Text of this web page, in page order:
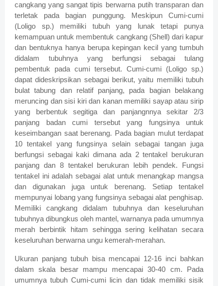
cangkang yang sangat tipis berwarna putih transparan dan
terletak pada bagian punggung. Meskipun Cumi-cumi
(Loligo sp.) memiliki tubuh yang lunak tetapi punya
kemampuan untuk membentuk cangkang (Shell) dari kapur
dan bentuknya hanya berupa kepingan kecil yang tumbuh
didalam tubuhnya yang berfungsi sebagai tulang
pembentuk pada cumi tersebut. Cumi-cumi (Loligo sp.)
dapat dideskripsikan sebagai berikut, yaitu memiliki tubuh
bulat tabung dan relatif panjang, pada bagian belakang
meruncing dan sisi kiri dan kanan memiliki sayap atau sirip
yang berbentuk segitiga dan panjangnnya sekitar 2/3
panjang badan cumi tersebut yang fungsinya untuk
keseimbangan saat berenang. Pada bagian mulut terdapat
10 tentakel yang fungsinya selain sebagai tangan juga
berfungsi sebagai kaki dimana ada 2 tentakel berukuran
panjang dan 8 tentakel berukuran lebih pendek. Fungsi
tentakel ini adalah sebagai alat untuk menangkap mangsa
dan digunakan juga untuk berenang. Setiap tentakel
mempunyai lobang yang fungsinya sebagai alat penghisap.
Memiliki cangkang didalam tubuhnya dan keseluruhan
tubuhnya dibungkus oleh mantel, warnanya pada umumnya
merah berbintik hitam sehingga sering kelihatan secara
keseluruhan berwarna ungu kemerah-merahan.
Ukuran panjang tubuh bisa mencapai 12-16 inci bahkan
dalam skala besar mampu mencapai 30-40 cm. Pada
umumnya tubuh Cumi-cumi licin dan tidak memiliki sisik